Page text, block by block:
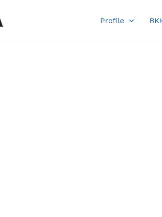
Profile